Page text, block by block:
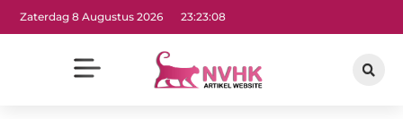
Zaterdag 8 Augustus 2026 23:23:10